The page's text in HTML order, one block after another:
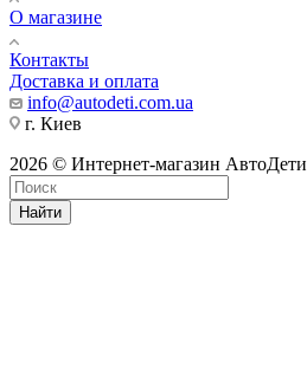
О магазине
Контакты
Доставка и оплата
info@autodeti.com.ua
г. Киев
2026 © Интернет-магазин АвтоДети
Найти